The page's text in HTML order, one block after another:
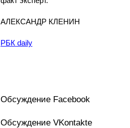
АЛЕКСАНДР КЛЕНИН
РБК daily
Обсуждение Facebook
Обсуждение VKontakte